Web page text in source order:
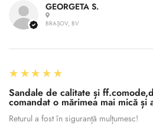
GEORGETA S.
BRAȘOV, BV
5
★★★★★
Sandale de calitate și
comandat o mărimea mai mică și
Returul a fost în siguranță mulțumesc!